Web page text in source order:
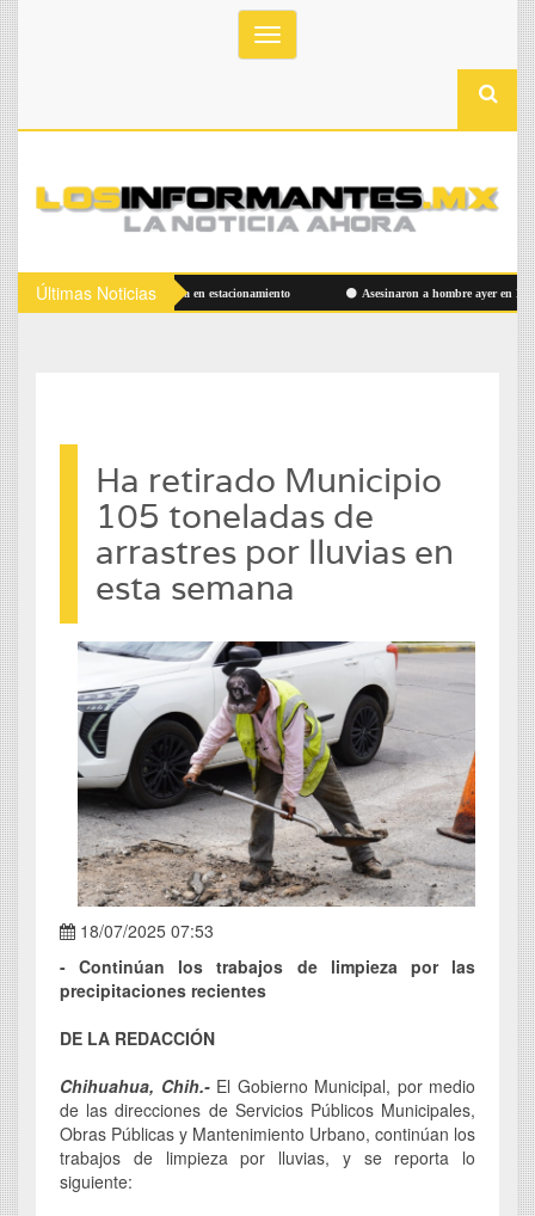
Toggle
navigation
Últimas Noticias
Hallan hombre sin vida en estacionamiento Asesinaron a hombre ayer en Las
Ha retirado Municipio
105 toneladas de
arrastres por lluvias en
esta semana
18/07/2025 07:53
- Continúan los trabajos de limpieza por las
precipitaciones recientes
DE LA REDACCIÓN
Chihuahua, Chih.-El Gobierno Municipal, por medio
de las direcciones de Servicios Públicos Municipales,
Obras Públicas y Mantenimiento Urbano, continúan los
trabajos de limpieza por lluvias, y se reporta lo
siguiente: